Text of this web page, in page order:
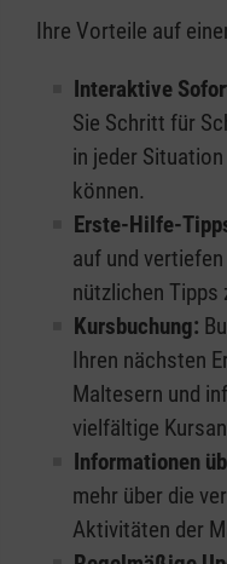
Ihre Vorteile auf
Interaktive
Sie Schritt für
in jeder
können.
Erste-Hilfe-
auf und
nützlichen Tipps
Kursbuchung:
Ihren nächsten
Maltesern und
vielfältige
Informationen
mehr über die
Aktivitäten der